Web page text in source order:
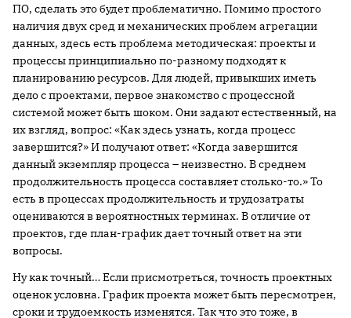
ПО, сделать это будет проблематично. Помимо простого
наличия двух сред и механических проблем агрегации
данных, здесь есть проблема методическая: проекты и
процессы принципиально по-разному подходят к
планированию ресурсов. Для людей, привыкших иметь
дело с проектами, первое знакомство с процессной
системой может быть шоком. Они задают естественный, на
их взгляд, вопрос: «Как здесь узнать, когда процесс
завершится?» И получают ответ: «Когда завершится
данный экземпляр процесса – неизвестно. В среднем
продолжительность процесса составляет столько-то.» То
есть в процессах продолжительность и трудозатраты
оцениваются в вероятностных терминах. В отличие от
проектов, где план-график дает точный ответ на эти
вопросы.
Ну как точный… Если присмотреться, точность проектных
оценок условна. График проекта может быть пересмотрен,
сроки и трудоемкость изменятся. Так что это тоже, в